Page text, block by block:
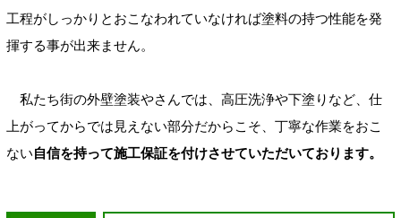
工程がしっかりとおこなわれていなければ塗料の持つ性能を発
揮する事が出来ません。
私たち街の外壁塗装やさんでは、高圧洗浄や下塗りなど、仕
上がってからでは見えない部分だからこそ、丁寧な作業をおこ
ない自信を持って施工保証を付けさせていただいております。